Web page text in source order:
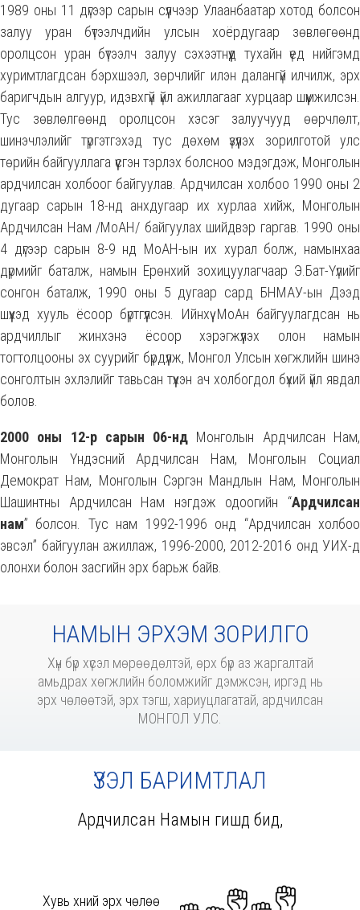
1989 оны 11 дүгээр сарын сүүлчээр Улаанбаатар хотод болсон
залуу уран бүтээлчдийн улсын хоёрдугаар зөвлөгөөнд
оролцсон уран бүтээлч залуу сэхээтнүүд тухайн үед нийгэмд
хуримтлагдсан бэрхшээл, зөрчлийг илэн далангүй илчилж, эрх
баригчдын алгуур, идэвхгүй үйл ажиллагааг хурцаар шүүмжилсэн.
Тус зөвлөлгөөнд оролцсон хэсэг залуучууд өөрчлөлт,
шинэчлэлийг түргэтгэхэд тус дөхөм үзүүлэх зорилготой улс
төрийн байгууллага үүсгэн тэрлэх болсноо мэдэгдэж, Монголын
ардчилсан холбоог байгуулав. Ардчилсан холбоо 1990 оны 2
дугаар сарын 18-нд анхдугаар их хурлаа хийж, Монголын
Ардчилсан Нам /МоАН/ байгуулах шийдвэр гаргав. 1990 оны
4 дүгээр сарын 8-9 нд МоАН-ын их хурал болж, намынхаа
дүрмийг баталж, намын Ерөнхий зохицуулагчаар Э.Бат-Үүлийг
сонгон баталж, 1990 оны 5 дугаар сард БНМАУ-ын Дээд
шүүхэд хууль ёсоор бүртгүүлсэн. Ийнхүү МоАн байгуулагдсан нь
ардчиллыг жинхэнэ ёсоор хэрэгжүүлэх олон намын
тогтолцооны эх суурийг бүрдүүлж, Монгол Улсын хөгжлийн шинэ
сонголтын эхлэлийг тавьсан түүхэн ач холбогдол бүхий үйл явдал
болов.
2000 оны 12-р сарын 06-нд Монголын Ардчилсан Нам,
Монголын Үндэсний Ардчилсан Нам, Монголын Социал
Демократ Нам, Монголын Сэргэн Мандлын Нам, Монголын
Шашинтны Ардчилсан Нам нэгдэж одоогийн “Ардчилсан
нам” болсон. Тус нам 1992-1996 онд “Ардчилсан холбоо
эвсэл” байгуулан ажиллаж, 1996-2000, 2012-2016 онд УИХ-д
олонхи болон засгийн эрх барьж байв.
НАМЫН ЭРХЭМ ЗОРИЛГО
Хүн бүр хүсэл мөрөөдөлтэй, өрх бүр аз жаргалтай
амьдрах хөгжлийн боломжийг дэмжсэн, иргэд нь
эрх чөлөөтэй, эрх тэгш, хариуцлагатай, ардчилсан
МОНГОЛ УЛС.
ҮЗЭЛ БАРИМТЛАЛ
Ардчилсан Намын гишүүд бид,
Хувь хүний эрх чөлөө